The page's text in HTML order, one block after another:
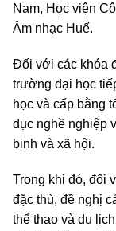
Nam, Học viện
Âm nhạc Huế.
Đối với các khóa
trường đại học
học và cấp bằng
dục nghề nghiệp
binh và xã hội.
Trong khi đó, đối
đặc thù, đề nghị
thể thao và du